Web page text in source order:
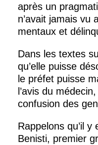
après un
n’avait jamais vu
mentaux et
Dans les textes
qu’elle puisse
le préfet puisse
l’avis du
confusion des
Rappelons qu’il
Benisti, premier